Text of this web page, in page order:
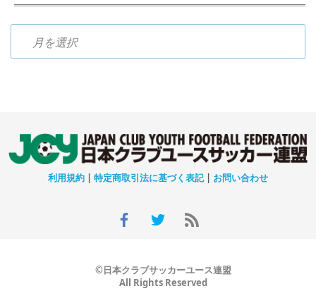
利用規約 | 特定商取引法に基づく表記| お問い合わせ
©日本クラブサッカーユース連盟
All Rights Reserved